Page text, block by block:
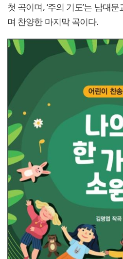
첫 곡이며, ‘주의 기도’는 남대
며 찬양한 마지막 곡이다.